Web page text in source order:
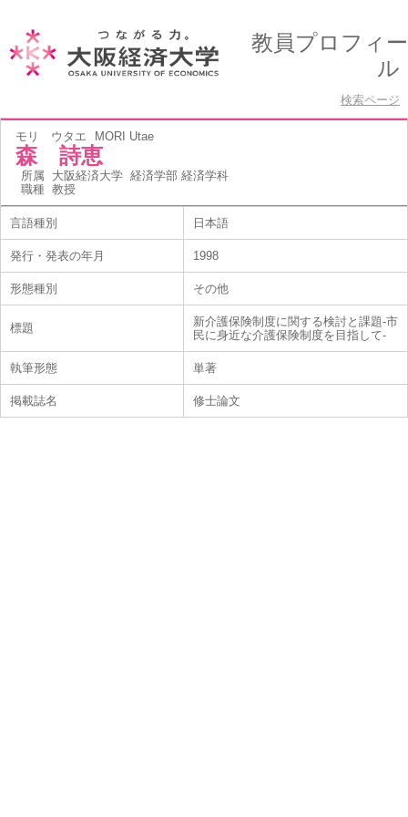
教員プロフィー
ル
検索ページ
モリ ウタエ MORI Utae
森 詩恵
所属 大阪経済大学 経済学部 経済学科
職種 教授
言語種別 日本語
発行・発表の年月 1998
形態種別 その他
標題
新介護保険制度に関する検討と課題-市
民に身近な介護保険制度を目指して-
執筆形態 単著
掲載誌名 修士論文